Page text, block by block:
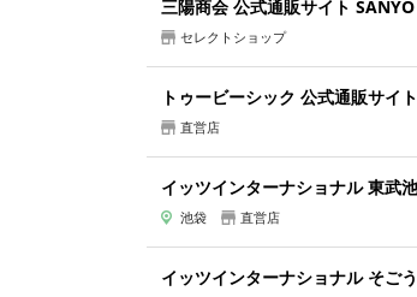
三陽商会 公式通販サイト
セレクトショップ
トゥービーシック 公式通販サイト
直営店
イッツインターナショナル 東武
池袋 直営店
イッツインターナショナル そご